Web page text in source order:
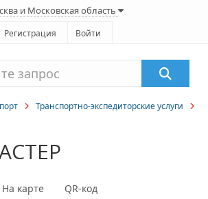
и Московская область
Регистрация Войти
Транспортно-экспедиторские услуги
На карте QR-код